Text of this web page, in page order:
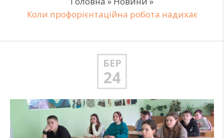
Коли профорієнтаційна робота надихає
БЕР
24